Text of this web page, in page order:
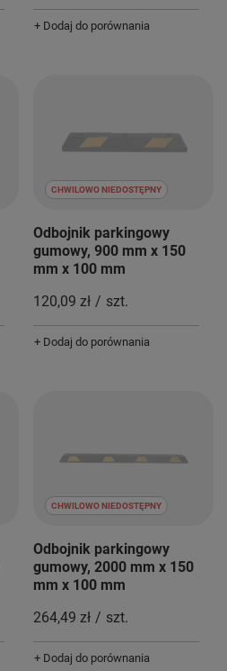
+ Dodaj do porównania
CHWILOWO NIEDOSTĘPNY
Odbojnik parkingowy
gumowy, 900 mm x 150
mm x 100 mm
120,09 zł / szt.
+ Dodaj do porównania
CHWILOWO NIEDOSTĘPNY
Odbojnik parkingowy
gumowy, 2000 mm x 150
mm x 100 mm
264,49 zł / szt.
+ Dodaj do porównania